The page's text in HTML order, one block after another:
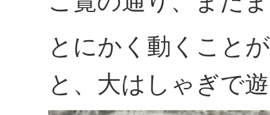
とにかく動くこと
と、大はしゃぎで